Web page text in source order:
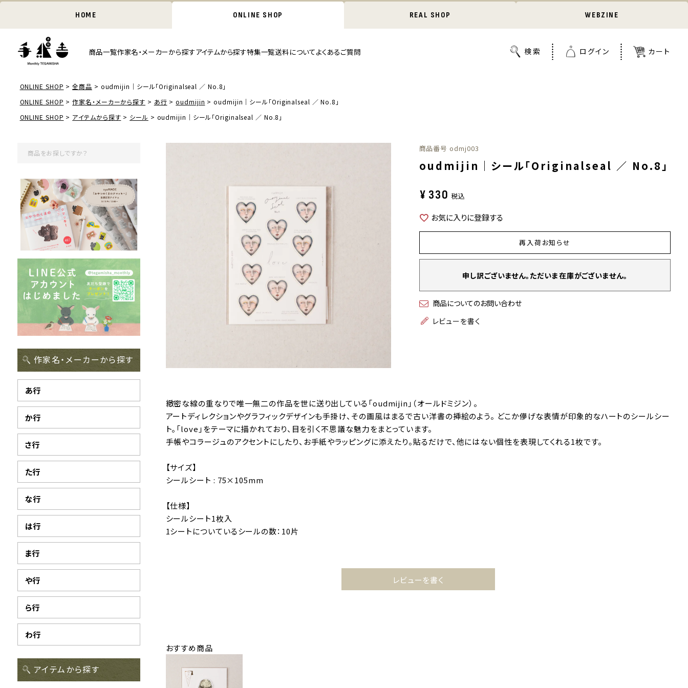
HOME ONLINE SHOP REAL SHOP WEBZINE
商品一覧作家名・メーカーから探すアイテムから探す特集一覧送料についてよくあるご質問
ONLINE SHOP 全商品
oudmijin｜シール「Originalseal ／ No.8」
ONLINE SHOP
作家名・メーカーから探す あ行 oudmijin
oudmijin｜シール「Originalseal ／ No.8」
ONLINE SHOP
アイテムから探す シール oudmijin｜シール「Originalseal ／ No.8」
作家名・メーカーから探す
あ行
か行
さ行
た行
な行
は行
ま行
や行
ら行
わ行
アイテムから探す
商品番号 odmj003
oudmijin｜シール「Originalseal ／ No.8」
¥ 330 税込
お気に入りに登録する
再入荷お知らせ
申し訳ございません。ただいま在庫がございません。
商品についてのお問い合わせ
レビューを書く
緻密な線の重なりで唯一無二の作品を世に送り出している「oudmijin」（オールドミジン）。
アートディレクションやグラフィックデザインも手掛け、その画風はまるで古い洋書の挿絵のよう。 どこか儚げな表情が印象的なハートのシールシー
ト。「love」をテーマに描かれており、目を引く不思議な魅力をまとっています。
手帳やコラージュのアクセントにしたり、お手紙やラッピングに添えたり。貼るだけで、他にはない個性を表現してくれる1枚です。
【サイズ】
シールシート : 75×105mm
【仕様】
シールシート1枚入
1シートについているシールの数：10片
レビューを書く
おすすめ商品